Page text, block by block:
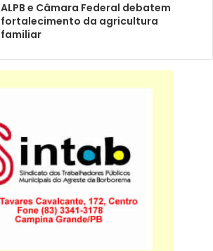
ALPB e Câmara Federal debatem
fortalecimento da agricultura
familiar